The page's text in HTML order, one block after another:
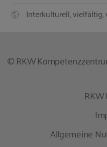
Interkulturell,
© RKW
Allgemeine